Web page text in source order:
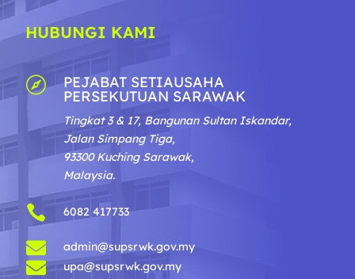
HUBUNGI KAMI
 PEJABAT SETIAUSAHA
PERSEKUTUAN SARAWAK
Tingkat 3 & 17, Bangunan Sultan Iskandar,
Jalan Simpang Tiga,
93300 Kuching Sarawak,
Malaysia.
 6082 417733
 admin@supsrwk.gov.my
 upa@supsrwk.gov.my